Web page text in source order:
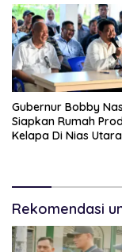
Gubernur Bobby
Siapkan Rumah
Kelapa Di Nias Utara
Rekomendasi